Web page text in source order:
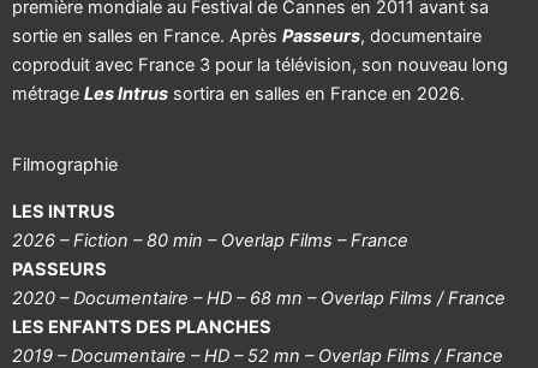
première mondiale au Festival de Cannes en 2011 avant sa
sortie en salles en France. Après Passeurs, documentaire
coproduit avec France 3 pour la télévision, son nouveau long
métrage Les Intrus sortira en salles en France en 2026.
Filmographie
LES INTRUS
2026 – Fiction – 80 min – Overlap Films – France
PASSEURS
2020 – Documentaire – HD – 68 mn – Overlap Films / France
LES ENFANTS DES PLANCHES
2019 – Documentaire – HD – 52 mn – Overlap Films / France